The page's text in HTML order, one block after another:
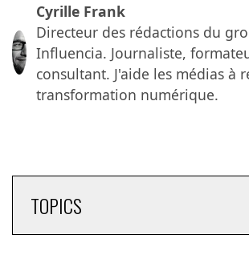
Cyrille Frank
Directeur des rédactions du
Influencia. Journaliste,
consultant. J'aide les médias à
transformation numérique.
TOPICS